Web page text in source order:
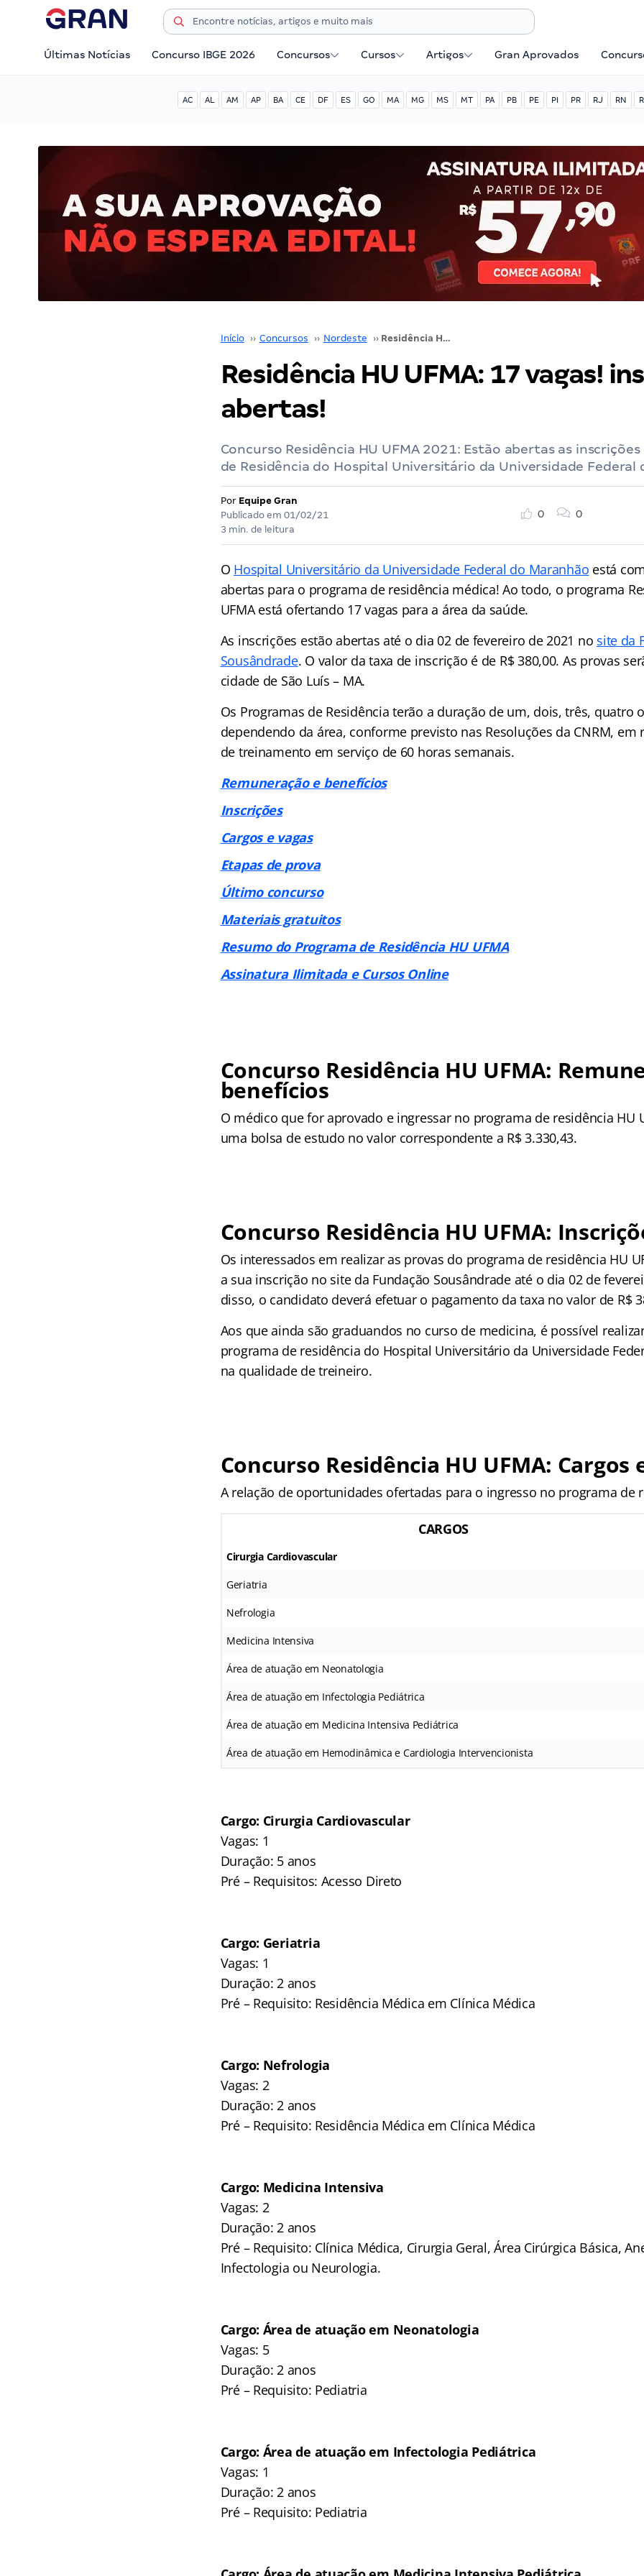
Últimas Notícias Concurso IBGE 2026 Concursos Cursos Artigos Gran Aprovados
AC AL AM AP BA CE DF ES GO MA MG MS MT PA PB PE PI PR RJ RN
Início ›› Concursos ›› Nordeste ›› Residência HU UFMA: 17 vagas! inscrições abertas!
Residência HU UFMA: 17 vagas!
abertas!
Concurso Residência HU UFMA 2021: Estão abertas as
de Residência do Hospital Universitário da Universidade Federal
Por Equipe Gran
Publicado em 01/02/21
3 min. de leitura
0 0
O Hospital Universitário da Universidade Federal do Maranhão está
abertas para o programa de residência médica! Ao todo, o programa
UFMA está ofertando 17 vagas para a área da saúde.
As inscrições estão abertas até o dia 02 de fevereiro de 2021 no site da
Sousândrade. O valor da taxa de inscrição é de R$ 380,00. As provas
cidade de São Luís – MA.
Os Programas de Residência terão a duração de um, dois, três, quatro
dependendo da área, conforme previsto nas Resoluções da CNRM, em
de treinamento em serviço de 60 horas semanais.
Remuneração e benefícios
Inscrições
Cargos e vagas
Etapas de prova
Último concurso
Materiais gratuitos
Resumo do Programa de Residência HU UFMA
Assinatura Ilimitada e Cursos Online
Concurso Residência HU UFMA:
benefícios
O médico que for aprovado e ingressar no programa de residência HU
uma bolsa de estudo no valor correspondente a R$ 3.330,43.
Concurso Residência HU UFMA:
Os interessados em realizar as provas do programa de residência HU
a sua inscrição no site da Fundação Sousândrade até o dia 02 de
disso, o candidato deverá efetuar o pagamento da taxa no valor de R$
Aos que ainda são graduandos no curso de medicina, é possível
programa de residência do Hospital Universitário da Universidade
na qualidade de treineiro.
Concurso Residência HU UFMA: Cargos
A relação de oportunidades ofertadas para o ingresso no programa de
CARGOS
Cirurgia Cardiovascular
Geriatria
Nefrologia
Medicina Intensiva
Área de atuação em Neonatologia
Área de atuação em Infectologia Pediátrica
Área de atuação em Medicina Intensiva Pediátrica
Área de atuação em Hemodinâmica e Cardiologia Intervencionista
Cargo: Cirurgia Cardiovascular
Vagas: 1
Duração: 5 anos
Pré – Requisitos: Acesso Direto
Cargo: Geriatria
Vagas: 1
Duração: 2 anos
Pré – Requisito: Residência Médica em Clínica Médica
Cargo: Nefrologia
Vagas: 2
Duração: 2 anos
Pré – Requisito: Residência Médica em Clínica Médica
Cargo: Medicina Intensiva
Vagas: 2
Duração: 2 anos
Pré – Requisito: Clínica Médica, Cirurgia Geral, Área Cirúrgica Básica,
Infectologia ou Neurologia.
Cargo: Área de atuação em Neonatologia
Vagas: 5
Duração: 2 anos
Pré – Requisito: Pediatria
Cargo: Área de atuação em Infectologia Pediátrica
Vagas: 1
Duração: 2 anos
Pré – Requisito: Pediatria